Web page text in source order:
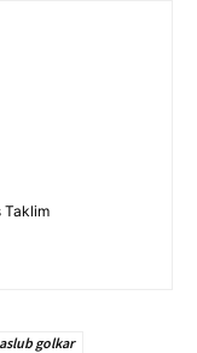
Taklim
golkar